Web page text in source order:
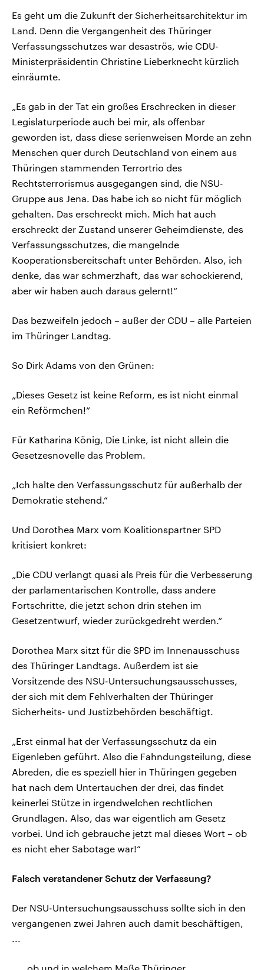
Es geht um die Zukunft der Sicherheitsarchitektur im
Land. Denn die Vergangenheit des Thüringer
Verfassungsschutzes war desaströs, wie CDU-
Ministerpräsidentin Christine Lieberknecht kürzlich
einräumte.
„Es gab in der Tat ein großes Erschrecken in dieser
Legislaturperiode auch bei mir, als offenbar
geworden ist, dass diese serienweisen Morde an zehn
Menschen quer durch Deutschland von einem aus
Thüringen stammenden Terrortrio des
Rechtsterrorismus ausgegangen sind, die NSU-
Gruppe aus Jena. Das habe ich so nicht für möglich
gehalten. Das erschreckt mich. Mich hat auch
erschreckt der Zustand unserer Geheimdienste, des
Verfassungsschutzes, die mangelnde
Kooperationsbereitschaft unter Behörden. Also, ich
denke, das war schmerzhaft, das war schockierend,
aber wir haben auch daraus gelernt!“
Das bezweifeln jedoch – außer der CDU – alle Parteien
im Thüringer Landtag.
So Dirk Adams von den Grünen:
„Dieses Gesetz ist keine Reform, es ist nicht einmal
ein Reförmchen!“
Für Katharina König, Die Linke, ist nicht allein die
Gesetzesnovelle das Problem.
„Ich halte den Verfassungsschutz für außerhalb der
Demokratie stehend.“
Und Dorothea Marx vom Koalitionspartner SPD
kritisiert konkret:
„Die CDU verlangt quasi als Preis für die Verbesserung
der parlamentarischen Kontrolle, dass andere
Fortschritte, die jetzt schon drin stehen im
Gesetzentwurf, wieder zurückgedreht werden.“
Dorothea Marx sitzt für die SPD im Innenausschuss
des Thüringer Landtags. Außerdem ist sie
Vorsitzende des NSU-Untersuchungsausschusses,
der sich mit dem Fehlverhalten der Thüringer
Sicherheits- und Justizbehörden beschäftigt.
„Erst einmal hat der Verfassungsschutz da ein
Eigenleben geführt. Also die Fahndungsteilung, diese
Abreden, die es speziell hier in Thüringen gegeben
hat nach dem Untertauchen der drei, das findet
keinerlei Stütze in irgendwelchen rechtlichen
Grundlagen. Also, das war eigentlich am Gesetz
vorbei. Und ich gebrauche jetzt mal dieses Wort – ob
es nicht eher Sabotage war!“
Falsch verstandener Schutz der Verfassung?
Der NSU-Untersuchungsausschuss sollte sich in den
vergangenen zwei Jahren auch damit beschäftigen,
...